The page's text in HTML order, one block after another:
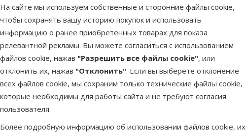
На сайте мы используем собственные и сторонние файлы cookie,
чтобы сохранять вашу историю покупок и использовать
информацию о ранее приобретенных товарах для показа
релевантной рекламы. Вы можете согласиться с использованием
файлов cookie, нажав "Разрешить все файлы cookie", или
отклонить их, нажав "Отклонить". Если вы выберете отклонение
всех файлов cookie, мы сохраним только технические файлы cookie,
которые необходимы для работы сайта и не требуют согласия
пользователя.
Более подробную информацию об использовании файлов cookie, их